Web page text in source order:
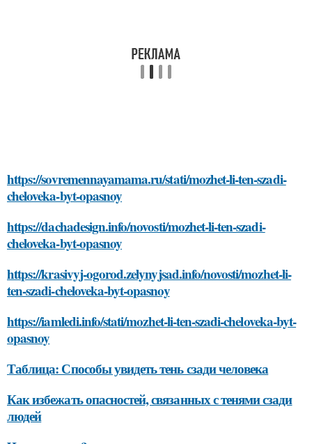
https://sovremennayamama.ru/stati/mozhet-li-ten-szadi-
cheloveka-byt-opasnoy
https://dachadesign.info/novosti/mozhet-li-ten-szadi-
cheloveka-byt-opasnoy
https://krasivyj-ogorod.zelynyjsad.info/novosti/mozhet-li-
ten-szadi-cheloveka-byt-opasnoy
https://iamledi.info/stati/mozhet-li-ten-szadi-cheloveka-byt-
opasnoy
Таблица: Способы увидеть тень сзади человека
Как избежать опасностей, связанных с тенями сзади
людей